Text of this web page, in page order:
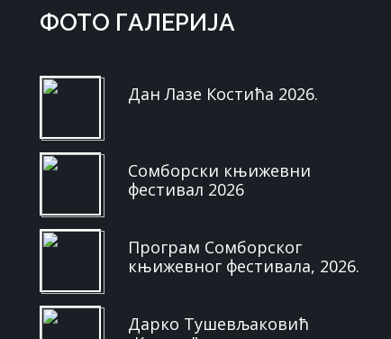
ФOTO ГAЛЕРИЈA
Дан Лазе Костића 2026.
Сомборски књижевни
фестивал 2026
Програм Сомборског
књижевног фестивала, 2026.
Дарко Тушевљаковић